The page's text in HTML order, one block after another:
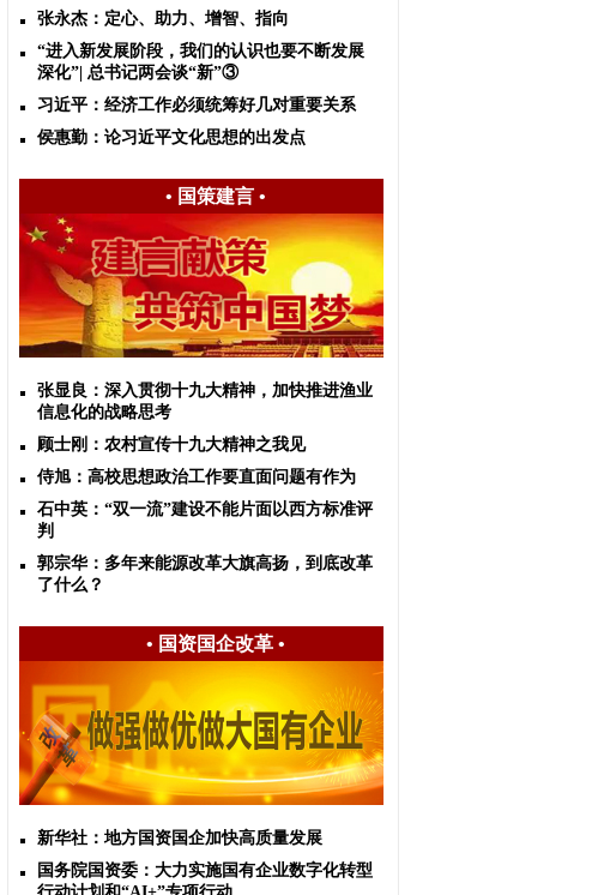
张永杰：定心、助力、增智、指向
“进入新发展阶段，我们的认识也要不断发展
深化”| 总书记两会谈“新”③
习近平：经济工作必须统筹好几对重要关系
侯惠勤：论习近平文化思想的出发点
• 国策建言•
张显良：深入贯彻十九大精神，加快推进渔业
信息化的战略思考
顾士刚：农村宣传十九大精神之我见
侍旭：高校思想政治工作要直面问题有作为
石中英：“双一流”建设不能片面以西方标准评
判
郭宗华：多年来能源改革大旗高扬，到底改革
了什么？
• 国资国企改革•
新华社：地方国资国企加快高质量发展
国务院国资委：大力实施国有企业数字化转型